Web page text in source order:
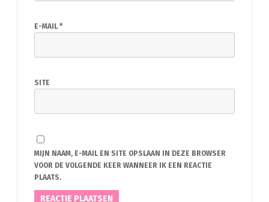
E-MAIL *
SITE
MIJN NAAM, E-MAIL EN SITE OPSLAAN IN DEZE BROWSER
VOOR DE VOLGENDE KEER WANNEER IK EEN REACTIE
PLAATS.